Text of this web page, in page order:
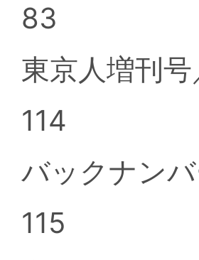
83
東京人増刊
114
バックナン
115